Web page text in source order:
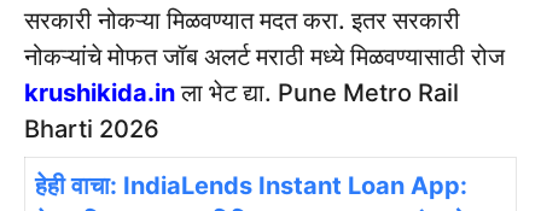
सरकारी नोकऱ्या मिळवण्यात मदत करा. इतर सरकारी
नोकऱ्यांचे मोफत जॉब अलर्ट मराठी मध्ये मिळवण्यासाठी रोज
krushikida.inला भेट द्या. Pune Metro Rail
Bharti 2026
हेही वाचा: IndiaLends Instant Loan App: